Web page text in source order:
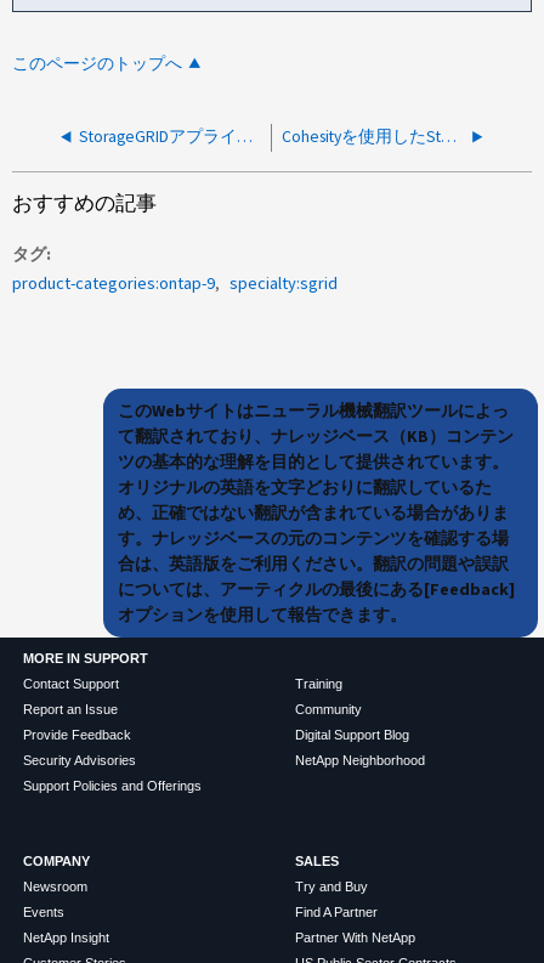
このページのトップへ
StorageGRIDアプライアンスの単一ポートで連続して受信エラーが発生する Cohesityを使用したStorageGRIDでのクラウドストレージプールの作成が失敗する
おすすめの記事
タグ
product-categories:ontap-9
specialty:sgrid
このWebサイトはニューラル機械翻訳ツールによっ
て翻訳されており、ナレッジベース（KB）コンテン
ツの基本的な理解を目的として提供されています。
オリジナルの英語を文字どおりに翻訳しているた
め、正確ではない翻訳が含まれている場合がありま
す。ナレッジベースの元のコンテンツを確認する場
合は、英語版をご利用ください。翻訳の問題や誤訳
については、アーティクルの最後にある[Feedback]
オプションを使用して報告できます。
MORE IN SUPPORT
Contact Support
Report an Issue
Provide Feedback
Security Advisories
Support Policies and Offerings
Training
Community
Digital Support Blog
NetApp Neighborhood
COMPANY
Newsroom
Events
NetApp Insight
SALES
Try and Buy
Find A Partner
Partner With NetApp